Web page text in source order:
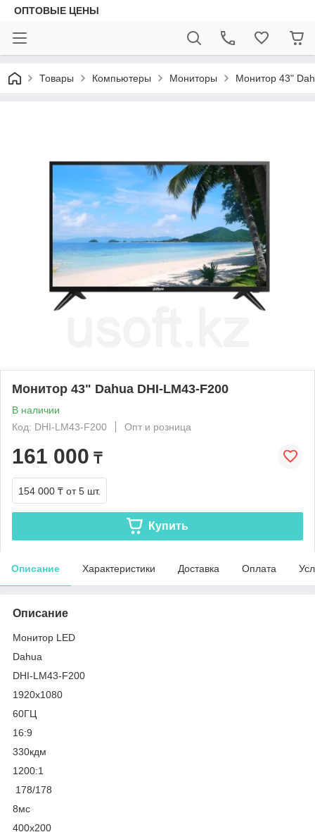
ОПТОВЫЕ ЦЕНЫ
Товары Компьютеры Мониторы Монитор 43"
Монитор 43" Dahua DHI-LM43-F200
В наличии
Код: DHI-LM43-F200
Опт и розница
161 000 ₸
154 000 ₸ от 5 шт.
Купить
Описание Характеристики Доставка Оплата
Описание
Монитор LED
Dahua
DHI-LM43-F200
1920х1080
60ГЦ
16:9
330кдм
1200:1
178/178
8мс
400х200